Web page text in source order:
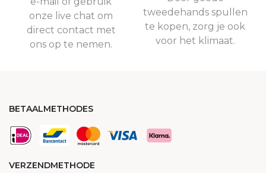
onze live chat om
direct contact met
ons op te nemen.
tweedehands spullen
te kopen, zorg je ook
voor het klimaat.
BETAALMETHODES
VERZENDMETHODE